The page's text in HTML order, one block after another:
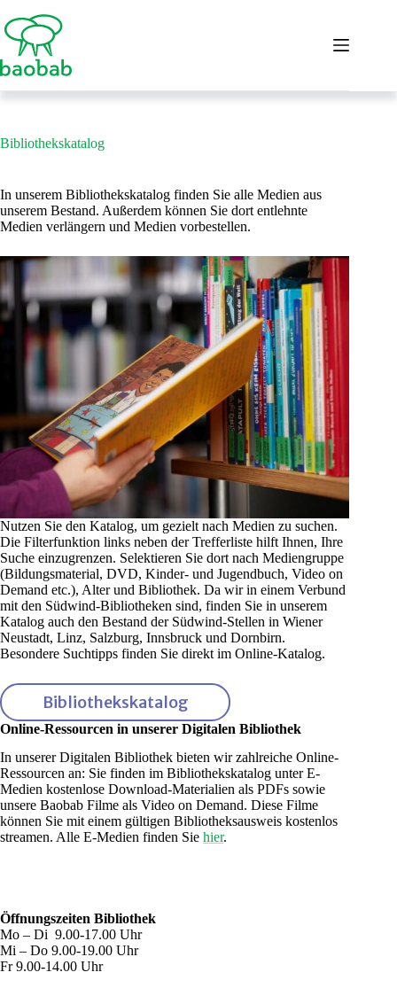
Inhalt
springen
Bibliothekskatalog
In unserem Bibliothekskatalog finden Sie alle Medien aus
unserem Bestand. Außerdem können Sie dort entlehnte
Medien verlängern und Medien vorbestellen.
Nutzen Sie den Katalog, um gezielt nach Medien zu suchen.
Die Filterfunktion links neben der Trefferliste hilft Ihnen, Ihre
Suche einzugrenzen. Selektieren Sie dort nach Mediengruppe
(Bildungsmaterial, DVD, Kinder- und Jugendbuch, Video on
Demand etc.), Alter und Bibliothek. Da wir in einem Verbund
mit den Südwind-Bibliotheken sind, finden Sie in unserem
Katalog auch den Bestand der Südwind-Stellen in Wiener
Neustadt, Linz, Salzburg, Innsbruck und Dornbirn.
Besondere Suchtipps finden Sie direkt im Online-Katalog.
Bibliothekskatalog
Online-Ressourcen in unserer Digitalen Bibliothek
In unserer Digitalen Bibliothek bieten wir zahlreiche Online-
Ressourcen an: Sie finden im Bibliothekskatalog unter E-
Medien kostenlose Download-Materialien als PDFs sowie
unsere Baobab Filme als Video on Demand. Diese Filme
können Sie mit einem gültigen Bibliotheksausweis kostenlos
streamen. Alle E-Medien finden Sie hier.
Öffnungszeiten Bibliothek
Mo – Di 9.00-17.00 Uhr
Mi – Do 9.00-19.00 Uhr
Fr 9.00-14.00 Uhr